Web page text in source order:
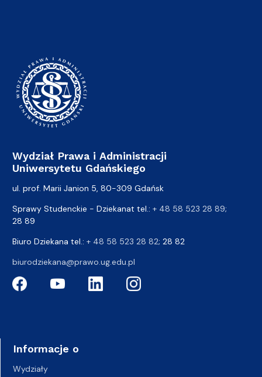
Wydział Prawa i Administracji
Uniwersytetu Gdańskiego
ul. prof. Marii Janion 5, 80-309 Gdańsk
Sprawy Studenckie - Dziekanat tel.: + 48 58 523 28 89;
28 89
Biuro Dziekana tel.: + 48 58 523 28 82; 28 82
biurodziekana@prawo.ug.edu.pl
Informacje o
Wydziały